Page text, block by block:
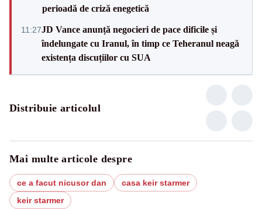
perioadă de criză enegetică
11:27JD Vance anunță negocieri de pace dificile și
îndelungate cu Iranul, în timp ce Teheranul neagă
existența discuțiilor cu SUA
Distribuie articolul
Mai multe articole despre
ce a facut nicusor dan
casa keir starmer
keir starmer